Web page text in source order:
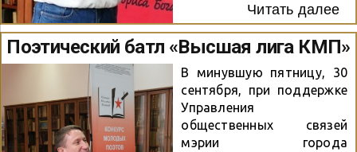
холод остаётся на
щеках». Номинация
«Любовью к Родине...
молодые люди из
Новосибирска и
Новосибирской области,
других регионов России,
ближнего зарубежья. Для
обеспечения
материальной базы
конкурса был выигран
Читать далее
Поэтический батл «Высшая лига КМП»
В минувшую пятницу, 30
сентября, при поддержке
Управления
общественных связей
мэрии города